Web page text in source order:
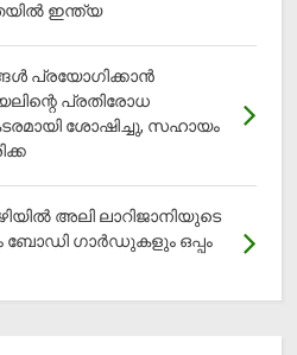
ഇന്ത്യ
പ്രയോഗിക്കാന്‍
പ്രതിരോധ
ശോഷിച്ചു, സഹായം
അലി ലാറിജാനിയുടെ
ബോഡി ഗാര്‍ഡുകളും ഒപ്പം